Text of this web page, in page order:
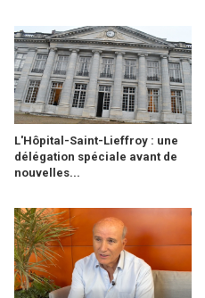
L'Hôpital-Saint-Lieffroy : une
délégation spéciale avant de
nouvelles...